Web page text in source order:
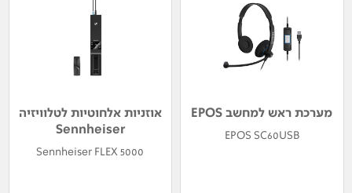
מערכת ראש למחשב EPOS
EPOS SC60USB
אוזניות אלחוטיות לטלוויזיה
Sennheiser
Sennheiser FLEX 5000